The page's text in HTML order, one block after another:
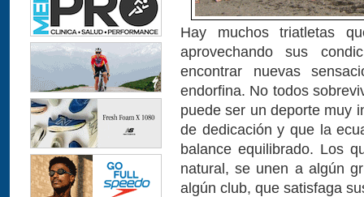
Hay muchos triatletas
aprovechando sus
encontrar nuevas
endorfina. No todos
puede ser un deporte muy
de dedicación y que la
balance equilibrado. Los
natural, se unen a algún
algún club, que satisfaga